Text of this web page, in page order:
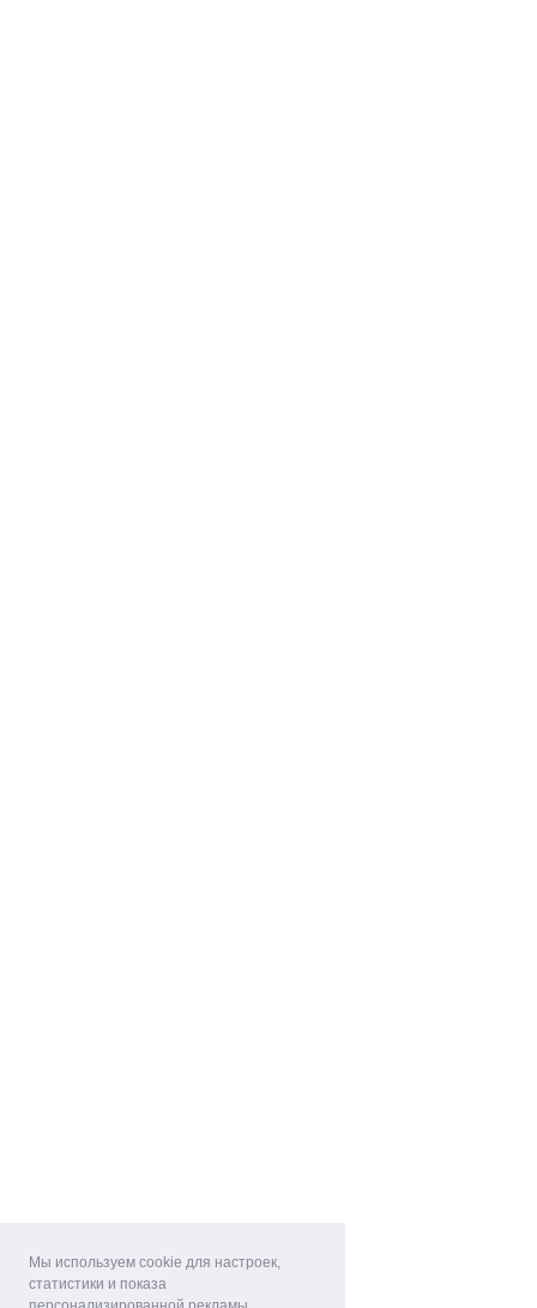
Мы используем cookie для настроек,
статистики и показа